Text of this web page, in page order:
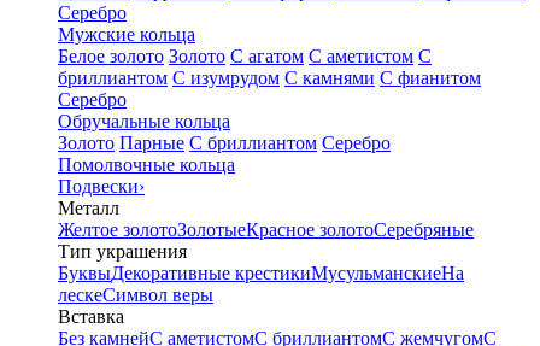
Серебро
Мужские кольца
Белое золото Золото С агатом С аметистом С
бриллиантом С изумрудом С камнями С фианитом
Серебро
Обручальные кольца
Золото Парные С бриллиантом Серебро
Помолвочные кольца
Подвески›
Металл
Желтое золотоЗолотыеКрасное золотоСеребряные
Тип украшения
БуквыДекоративные крестикиМусульманскиеНа
лескеСимвол веры
Вставка
Без камнейС аметистомС бриллиантомС жемчугомС